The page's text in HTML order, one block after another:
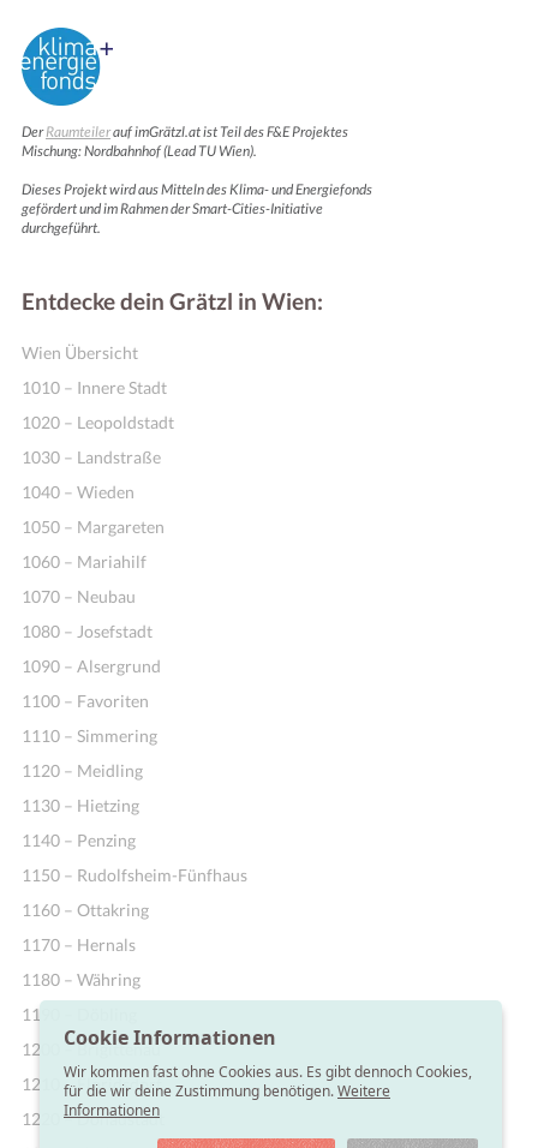
DerRaumteilerauf imGrätzl.at ist Teil des F&E Projektes
Mischung: Nordbahnhof (Lead TU Wien).
Dieses Projekt wird aus Mitteln des Klima- und Energiefonds
gefördert und im Rahmen der Smart-Cities-Initiative
durchgeführt.
Entdecke dein Grätzl in Wien:
Wien Übersicht
1010 – Innere Stadt
1020 – Leopoldstadt
1030 – Landstraße
1040 – Wieden
1050 – Margareten
1060 – Mariahilf
1070 – Neubau
1080 – Josefstadt
1090 – Alsergrund
1100 – Favoriten
1110 – Simmering
1120 – Meidling
1130 – Hietzing
1140 – Penzing
1150 – Rudolfsheim-Fünfhaus
1160 – Ottakring
1170 – Hernals
1180 – Währing
1190 – Döbling
1200 – Brigittenau
1210 – Floridsdorf
1220 – Donaustadt
Cookie Informationen
Wir kommen fast ohne Cookies aus. Es gibt dennoch Cookies,
für die wir deine Zustimmung benötigen.Weitere
Informationen